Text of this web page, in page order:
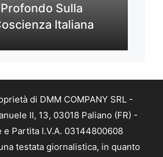
Profondo Sulla
Italiana
di DMM COMPANY SRL -
II, 13, 03018 Paliano (FR) -
e Partita I.V.A. 03144800608
testata giornalistica, in quanto